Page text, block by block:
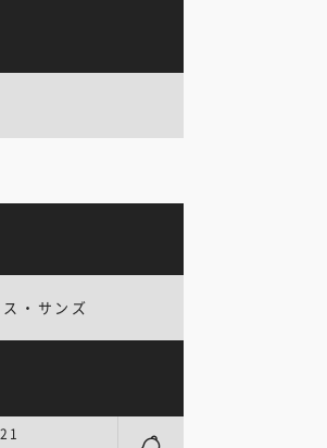
・サンズ